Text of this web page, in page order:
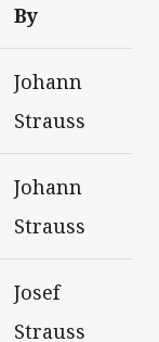
By
Johann
Strauss
Johann
Strauss
Josef
Strauss